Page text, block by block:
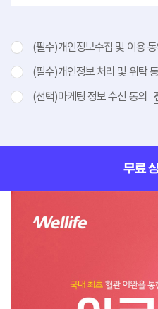
(필수)개인정보수집 및 이용 동
(필수)개인정보 처리 및 위탁
(선택)마케팅 정보 수신 동의
무료
아르포텐